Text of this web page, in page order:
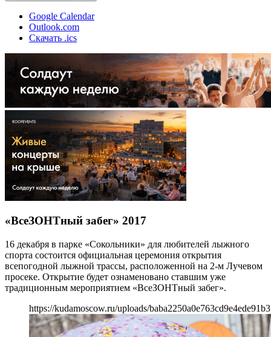
Google Calendar
Outlook.com
Скачать .ics
«ВсеЗОНТный забег» 2017
16 декабря в парке «Сокольники» для любителей лыжного
спорта состоится официальная церемония открытия
всепогодной лыжной трассы, расположенной на 2-м Лучевом
просеке. Открытие будет ознаменовано ставшим уже
традиционным мероприятием «ВсеЗОНТный забег».
https://kudamoscow.ru/uploads/